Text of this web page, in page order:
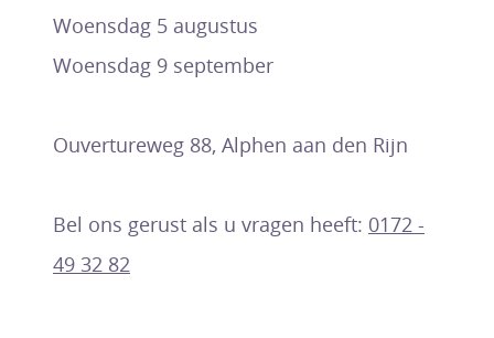
Woensdag 5 augustus
Woensdag 9 september
Ouvertureweg 88, Alphen aan den Rijn
Bel ons gerust als u vragen heeft: 0172 -
49 32 82